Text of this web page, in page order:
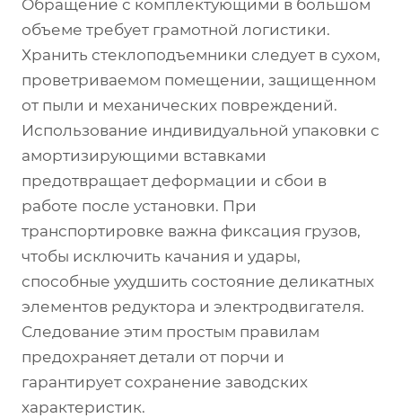
Обращение с комплектующими в большом
объеме требует грамотной логистики.
Хранить стеклоподъемники следует в сухом,
проветриваемом помещении, защищенном
от пыли и механических повреждений.
Использование индивидуальной упаковки с
амортизирующими вставками
предотвращает деформации и сбои в
работе после установки. При
транспортировке важна фиксация грузов,
чтобы исключить качания и удары,
способные ухудшить состояние деликатных
элементов редуктора и электродвигателя.
Следование этим простым правилам
предохраняет детали от порчи и
гарантирует сохранение заводских
характеристик.